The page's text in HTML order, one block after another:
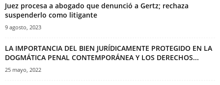
Juez procesa a abogado que denunció a Gertz; rechaza
suspenderlo como litigante
9 agosto, 2023
LA IMPORTANCIA DEL BIEN JURÍDICAMENTE PROTEGIDO EN LA
DOGMÁTICA PENAL CONTEMPORÁNEA Y LOS DERECHOS...
25 mayo, 2022